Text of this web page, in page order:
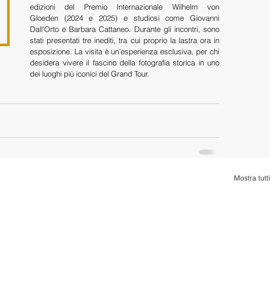
edizioni del Premio Internazionale Wilhelm von
Gloeden (2024 e 2025) e studiosi come Giovanni
Dall’Orto e Barbara Cattaneo. Durante gli incontri, sono
stati presentati tre inediti, tra cui proprio la lastra ora in
esposizione. La visita è un’esperienza esclusiva, per chi
desidera vivere il fascino della fotografia storica in uno
dei luoghi più iconici del Grand Tour.
Mostra tutti